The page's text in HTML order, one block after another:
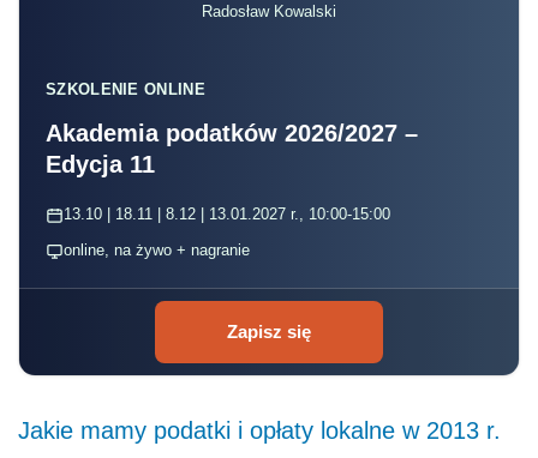
Radosław Kowalski
SZKOLENIE ONLINE
Akademia podatków 2026/2027 –
Edycja 11
13.10 | 18.11 | 8.12 | 13.01.2027 r., 10:00-15:00
online, na żywo + nagranie
Zapisz się
Jakie mamy podatki i opłaty lokalne w 2013 r.